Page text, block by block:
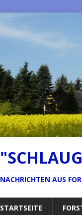
NACHRICHTEN AUS
STARTSEITE